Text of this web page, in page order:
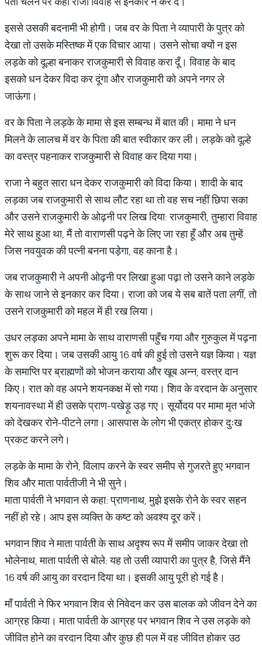
इससे उसकी बदनामी भी होगी। जब वर के पिता ने व्यापारी के पुत्र को
देखा तो उसके मस्तिष्क में एक विचार आया। उसने सोचा क्यों न इस
लड़के को दूल्हा बनाकर राजकुमारी से विवाह करा दूँ। विवाह के बाद
इसको धन देकर विदा कर दूंगा और राजकुमारी को अपने नगर ले
जाऊंगा।
वर के पिता ने लड़के के मामा से इस सम्बन्ध में बात की। मामा ने धन
मिलने के लालच में वर के पिता की बात स्वीकार कर ली। लड़के को दूल्हे
का वस्त्र पहनाकर राजकुमारी से विवाह कर दिया गया।
राजा ने बहुत सारा धन देकर राजकुमारी को विदा किया। शादी के बाद
लड़का जब राजकुमारी से साथ लौट रहा था तो वह सच नहीं छिपा सका
और उसने राजकुमारी के ओढ़नी पर लिख दिया: राजकुमारी, तुम्हारा विवाह
मेरे साथ हुआ था, मैं तो वाराणसी पढ़ने के लिए जा रहा हूँ और अब तुम्हें
जिस नवयुवक की पत्नी बनना पड़ेगा, वह काना है।
जब राजकुमारी ने अपनी ओढ़नी पर लिखा हुआ पढ़ा तो उसने काने लड़के
के साथ जाने से इनकार कर दिया। राजा को जब ये सब बातें पता लगीं, तो
उसने राजकुमारी को महल में ही रख लिया।
उधर लड़का अपने मामा के साथ वाराणसी पहुँच गया और गुरुकुल में पढ़ना
शुरू कर दिया। जब उसकी आयु 16 वर्ष की हुई तो उसने यज्ञ किया। यज्ञ
के समाप्ति पर ब्राह्मणों को भोजन कराया और खूब अन्न, वस्त्र दान
किए। रात को वह अपने शयनकक्ष में सो गया। शिव के वरदान के अनुसार
शयनावस्था में ही उसके प्राण-पखेड़ू उड़ गए। सूर्योदय पर मामा मृत भांजे
को देखकर रोने-पीटने लगा। आसपास के लोग भी एकत्र होकर दुःख
प्रकट करने लगे।
लड़के के मामा के रोने, विलाप करने के स्वर समीप से गुजरते हुए भगवान
शिव और माता पार्वतीजी ने भी सुने।
माता पार्वती ने भगवान से कहा: प्राणनाथ, मुझे इसके रोने के स्वर सहन
नहीं हो रहे। आप इस व्यक्ति के कष्ट को अवश्य दूर करें।
भगवान शिव ने माता पार्वती के साथ अदृश्य रूप में समीप जाकर देखा तो
भोलेनाथ, माता पार्वती से बोले: यह तो उसी व्यापारी का पुत्र है, जिसे मैंने
16 वर्ष की आयु का वरदान दिया था। इसकी आयु पूरी हो गई है।
माँ पार्वती ने फिर भगवान शिव से निवेदन कर उस बालक को जीवन देने का
आग्रह किया। माता पार्वती के आग्रह पर भगवान शिव ने उस लड़के को
जीवित होने का वरदान दिया और कुछ ही पल में वह जीवित होकर उठ